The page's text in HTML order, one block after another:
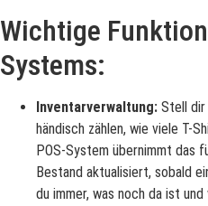
Wichtige
Systems:
Inventarverwaltung: Stell dir
händisch zählen, wie viele T-
POS-System übernimmt das
Bestand aktualisiert, sobald
du immer, was noch da ist